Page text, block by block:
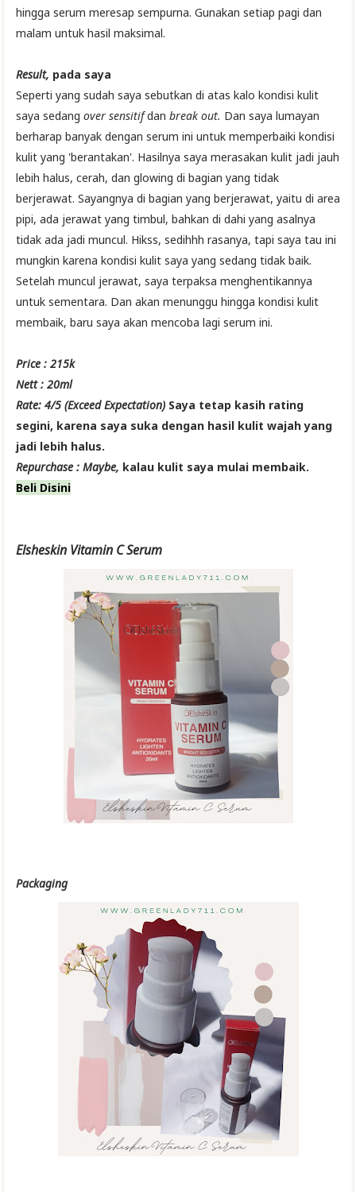
hingga serum meresap sempurna. Gunakan setiap pagi dan
malam untuk hasil maksimal.
Result, pada saya
Seperti yang sudah saya sebutkan di atas kalo kondisi kulit
saya sedang over sensitifdan break out. Dan saya lumayan
berharap banyak dengan serum ini untuk memperbaiki kondisi
kulit yang 'berantakan'. Hasilnya saya merasakan kulit jadi jauh
lebih halus, cerah, dan glowing di bagian yang tidak
berjerawat. Sayangnya di bagian yang berjerawat, yaitu di area
pipi, ada jerawat yang timbul, bahkan di dahi yang asalnya
tidak ada jadi muncul. Hikss, sedihhh rasanya, tapi saya tau ini
mungkin karena kondisi kulit saya yang sedang tidak baik.
Setelah muncul jerawat, saya terpaksa menghentikannya
untuk sementara. Dan akan menunggu hingga kondisi kulit
membaik, baru saya akan mencoba lagi serum ini.
Price : 215k
Nett : 20ml
Rate: 4/5 (Exceed Expectation) Saya tetap kasih rating
segini, karena saya suka dengan hasil kulit wajah yang
jadi lebih halus.
Repurchase : Maybe, kalau kulit saya mulai membaik.
Beli Disini
Elsheskin Vitamin C Serum
Packaging